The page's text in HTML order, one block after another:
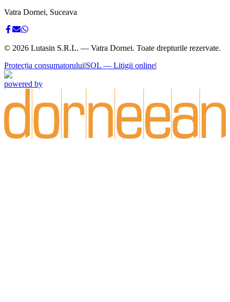
Vatra Dornei, Suceava
© 2026 Lutasin S.R.L. — Vatra Dornei. Toate drepturile rezervate.
Protecția consumatorului|SOL — Litigii online|
powered by